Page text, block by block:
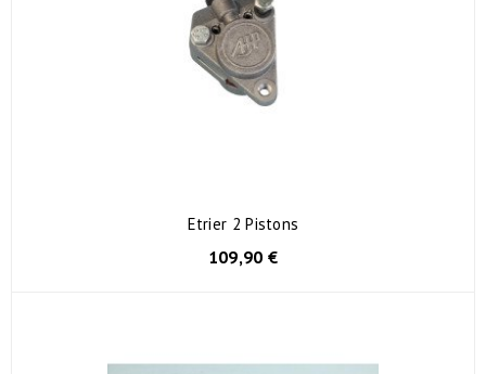
Etrier 2 Pistons
109,90 €